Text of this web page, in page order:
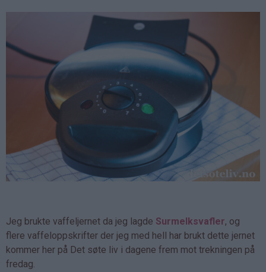
Jeg brukte vaffeljernet da jeg lagde Surmelksvafler, og
flere vaffeloppskrifter der jeg med hell har brukt dette jernet
kommer her på Det søte liv i dagene frem mot trekningen på
fredag.